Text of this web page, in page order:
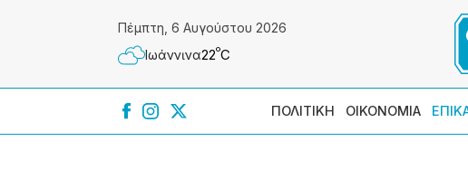
Πέμπτη, 6 Αυγούστου 2026
Ιωάννɩνα22ºC
ΠΟΛΙΤΙΚΗ ΟΙΚΟΝΟΜΙΑ